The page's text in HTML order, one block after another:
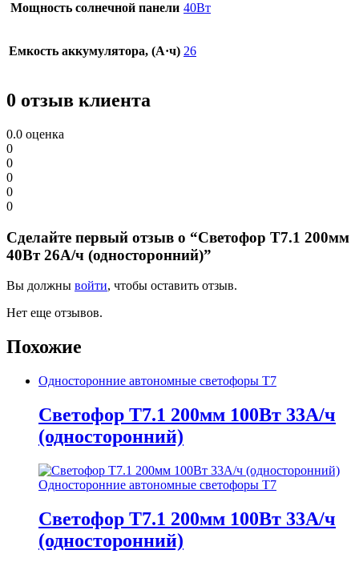
Мощность солнечной панели 40Вт
Емкость аккумулятора, (А·ч) 26
0 отзыв клиента
0.0 оценка
0
0
0
0
0
Сделайте первый отзыв о “Светофор Т7.1 200мм
40Вт 26А/ч (односторонний)”
Вы должны войти, чтобы оставить отзыв.
Нет еще отзывов.
Похожие
Односторонние автономные светофоры Т7
Светофор Т7.1 200мм 100Вт 33А/ч
(односторонний)
Односторонние автономные светофоры Т7
Светофор Т7.1 200мм 100Вт 33А/ч
(односторонний)